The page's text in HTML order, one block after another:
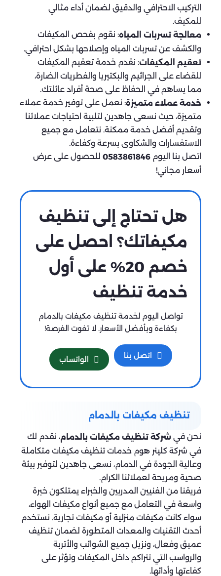
التركيب الاحترافي والدقيق لضمان أداء مثالي
للمكيف.
معالجة تسربات المياه: نقوم بفحص المكيفات
والكشف عن تسربات المياه وإصلاحها بشكل احترافي.
تعقيم المكيفات: نقدم خدمة تعقيم المكيفات
للقضاء على الجراثيم والبكتيريا والفطريات الضارة،
مما يساهم في الحفاظ على صحة أفراد عائلتك.
خدمة عملاء متميزة: نعمل على توفير خدمة عملاء
متميزة، حيث نسعى جاهدين لتلبية احتياجات عملائنا
وتقديم أفضل خدمة ممكنة. نتعامل مع جميع
الاستفسارات والشكاوى بسرعة وكفاءة.
اتصل بنا اليوم 0583861846 للحصول على عرض
أسعار مجاني!
هل تحتاج إلى تنظيف
مكيفاتك؟ احصل على
خصم 20% على أول
خدمة تنظيف
تواصل اليوم لخدمة تنظيف مكيفات بالدمام
بكفاءة وبأفضل الأسعار. لا تفوت الفرصة!
اتصل بنا الواتساب
تنظيف مكيفات بالدمام
نحن في شركة تنظيف مكيفات بالدمام، نقدم لك
في شركة كلينر هوم خدمات تنظيف مكيفات متكاملة
وعالية الجودة في الدمام، نسعى جاهدين لتوفير بيئة
صحية ومريحة لعملائنا الكرام.
فريقنا من الفنيين المدربين والخبراء يمتلكون خبرة
واسعة في التعامل مع جميع أنواع مكيفات الهواء،
سواء كانت مكيفات منزلية أو مكيفات تجارية. نستخدم
أحدث التقنيات والمعدات المتطورة لضمان تنظيف
عميق وفعال، ونزيل جميع الشوائب والأتربة
والرواسب التي تتراكم داخل المكيفات وتؤثر على
كفاءتها وأدائها.